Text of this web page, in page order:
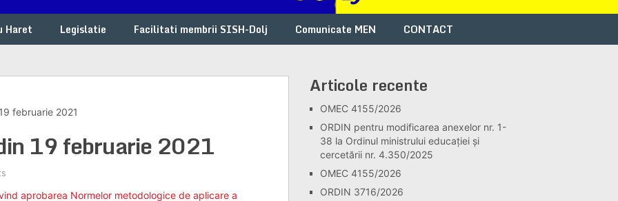
Haret Legislatie Facilitati membrii SISH-Dolj Comunicate MEN CONTACT
februarie 2021
19 februarie 2021
aprobarea Normelor metodologice de aplicare a
Articole recente
OMEC 4155/2026
ORDIN pentru modificarea anexelor nr. 1-
38 la Ordinul ministrului educației și
cercetării nr. 4.350/2025
OMEC 4155/2026
ORDIN 3716/2026